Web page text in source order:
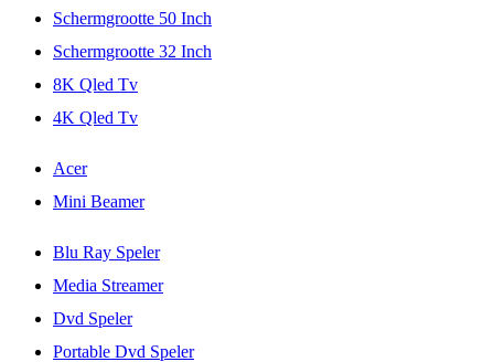
Schermgrootte 50 Inch
Schermgrootte 32 Inch
8K Qled Tv
4K Qled Tv
Acer
Mini Beamer
Blu Ray Speler
Media Streamer
Dvd Speler
Portable Dvd Speler